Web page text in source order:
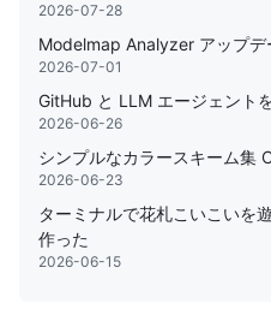
2026-07-28
Modelmap Analyzer アップデ
2026-07-01
GitHub と LLM エージェント
2026-06-26
シンプルなカラースキーム集
2026-06-23
ターミナルで花札こいこいを
作った
2026-06-15